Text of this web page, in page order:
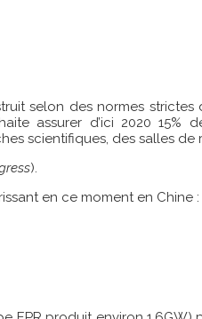
selon des normes strictes
assurer d’ici 2020
scientifiques, des salles de
s).
en ce moment en Chine :